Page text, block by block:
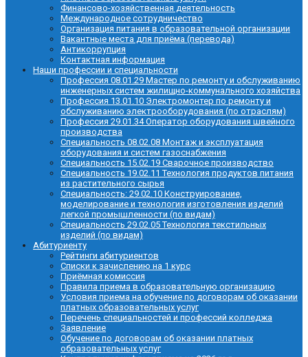
Финансово-хозяйственная деятельность
Международное сотрудничество
Организация питания в образовательной организации
Вакантные места для приёма (перевода)
Антикоррупция
Контактная информация
Наши профессии и специальности
Профессия 08.01.29 Мастер по ремонту и обслуживанию
инженерных систем жилищно-коммунального хозяйства
Профессия 13.01.10 Электромонтер по ремонту и
обслуживанию электрооборудования (по отраслям)
Профессия 29.01.34 Оператор оборудования швейного
производства
Специальность 08.02.08 Монтаж и эксплуатация
оборудования и систем газоснабжения
Специальность 15.02.19 Сварочное производство
Специальность 19.02.11 Технология продуктов питания
из растительного сырья
Специальность: 29.02.10 Конструирование,
моделирование и технология изготовления изделий
легкой промышленности (по видам)
Специальность 29.02.05 Технология текстильных
изделий (по видам)
Абитуриенту
Рейтинги абитуриентов
Списки к зачислению на 1 курс
Приёмная комиссия
Правила приема в образовательную организацию
Условия приема на обучение по договорам об оказании
платных образовательных услуг
Перечень специальностей и профессий колледжа
Заявление
Обучение по договорам об оказании платных
образовательных услуг